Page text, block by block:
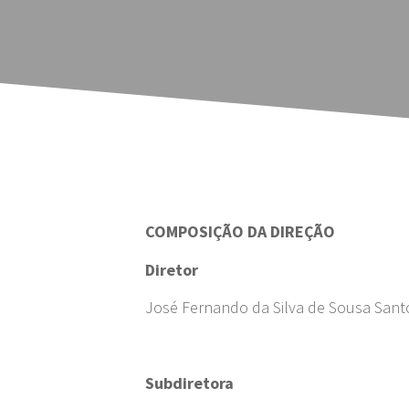
COMPOSIÇÃO DA DIREÇÃO
Diretor
José Fernando da Silva de Sousa
Subdiretora